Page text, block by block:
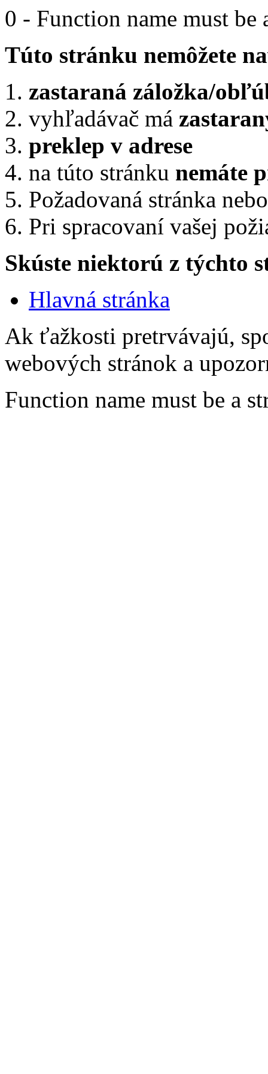
0 - Function name must be
Túto stránku nemôžete
zastaraná záložka/
vyhľadávač má
preklep v adrese
na túto stránku nemáte
Požadovaná stránka
Pri spracovaní vašej
Skúste niektorú z týchto
Hlavná stránka
Ak ťažkosti pretrvávajú,
webových stránok a
Function name must be a